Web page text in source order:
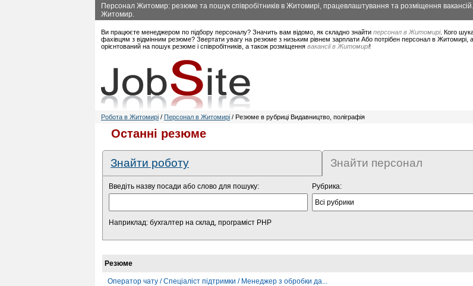
Персонал Житомир: резюме та пошук співробітників в Житомирі, працевлаштування та розміщення
Житомир.
Ви працюєте менеджером по підбору персоналу? Значить вам відомо, як складно знайти персонал в Житомирі. Кого
фахівцям з відмінним резюме? Звертати увагу на резюме з низьким рівнем зарплати Або потрібен персонал в
орієнтований на пошук резюме і співробітників, а також розміщення вакансії в Житомирі!
Робота в Житомирі / Персонал в Житомирі / Резюме в рубриці Видавництво, поліграфія
Останні резюме
Знайти роботу Знайти персонал
Введіть назву посади або слово для пошуку:
Наприклад: бухгалтер на склад, програміст PHP
Рубрика:
Резюме
Оператор чату / Спеціаліст підтримки / Менеджер з обробки да...